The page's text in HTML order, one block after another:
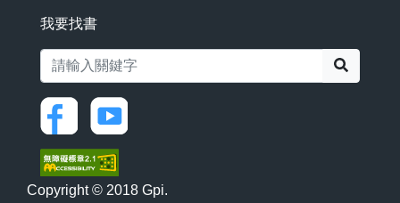
我要找書
Copyright © 2018 Gpi.